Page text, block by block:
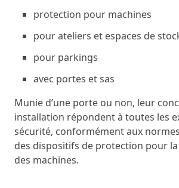
protection pour machines
pour ateliers et espaces de
pour parkings
avec portes et sas
Munie d’une porte ou non, leur
installation répondent à toutes les
sécurité, conformément aux
des dispositifs de protection pour
des machines.